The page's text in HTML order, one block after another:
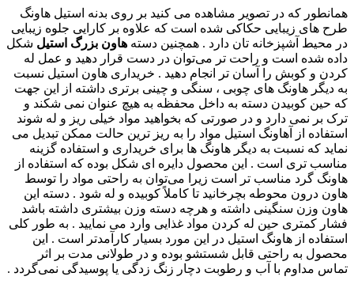
همانطور که در تصویر مشاهده می کنید بر روی بدنه استیل هاونگ
طرح های زیبایی حکاکی شده است که علاوه بر کارایی جلوه زیبایی
در محیط آشپزخانه تان دارد . همچنین دسته هاون بزرگ استیل شکل
داده شده است و راحت ‌تر می‌توان در دست قرار دهید و عمل له
کردن و کوبش را آسان تر انجام دهید . خریداری هاون استیل نسبت
به دیگر هاونگ های چوبی ، سنگی و چینی برتری داشته از این جهت
که حین کوبیدن دسته به داخل محفظه به هیچ عنوان نمی شکند و
ترک بر نمی دارد و در صورتی که بخواهید مواد خیلی ریز و له شوند
استفاده از آهاونگ استیل مواد را به ریز ترین حالت ممکن تبدیل می
نماید که نسبت به دیگر هاونگ ها برای خریداری و استفاده گزینه
مناسب تری است . این محصول دایره ای شکل بوده که استفاده از
هاونگ گرد مناسب تر است زیرا می‌توان به راحتی مواد را توسط
هاون درون محوطه بچرخانید تا کاملاً کوبیده و له شود . دسته این
هاون وزن سنگینی داشته و هرچه دسته وزن بیشتری داشته باشد
فشار کمتری حین له کردن مواد غذایی وارد می نمایید . به طور کلی
استفاده از هاونگ استیل در این مورد بسیار کارآمدتر است . این
محصول به راحتی قابل شستشو بوده و در طولانی مدت بر اثر
تماس مداوم با آب و رطوبت دچار زنگ زدگی یا پوسیدگی نمی‌گردد .